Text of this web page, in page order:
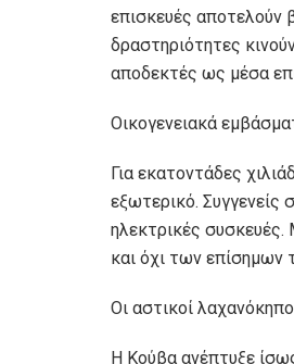
επισκευές αποτελούν
δραστηριότητες
αποδεκτές ως μέσα
Οικογενειακά
Για εκατοντάδες
εξωτερικό.
ηλεκτρικές
και όχι των επίσημων
Οι αστικοί
Η Κούβα ανέπτυξε